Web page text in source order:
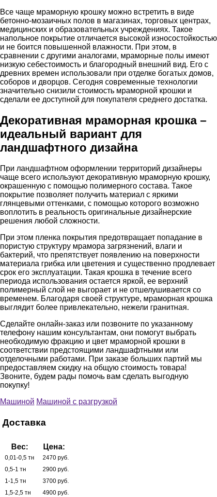
Все чаще мраморную крошку можно встретить в виде
бетонно-мозаичных полов в магазинах, торговых центрах,
медицинских и образовательных учреждениях. Такое
напольное покрытие отличается высокой износостойкостью
и не боится повышенной влажности. При этом, в
сравнении с другими аналогами, мраморные полы имеют
низкую себестоимость и благородный внешний вид. Его с
древних времен использовали при отделке богатых домов,
соборов и дворцов. Сегодня современные технологии
значительно снизили стоимость мраморной крошки и
сделали ее доступной для покупателя среднего достатка.
Декоративная мраморная крошка –
идеальный вариант для
ландшафтного дизайна
При ландшафтном оформлении территорий дизайнеры
чаще всего используют декоративную мраморную крошку,
окрашенную с помощью полимерного состава. Такое
покрытие позволяет получить материал с яркими
глянцевыми оттенками, с помощью которого возможно
воплотить в реальность оригинальные дизайнерские
решения любой сложности.
При этом пленка покрытия предотвращает попадание в
пористую структуру мрамора загрязнений, влаги и
бактерий, что препятствует появлению на поверхности
материала грибка или цветения и существенно продлевает
срок его эксплуатации. Такая крошка в течение всего
периода использования остается яркой, ее верхний
полимерный слой не выгорает и не отшелушивается со
временем. Благодаря своей структуре, мраморная крошка
выглядит более привлекательно, нежели гранитная.
Сделайте онлайн-заказ или позвоните по указанному
телефону нашим консультантам, они помогут выбрать
необходимую фракцию и цвет мраморной крошки в
соответствии предстоящими ландшафтными или
отделочными работами. При заказе больших партий мы
предоставляем скидку на общую стоимость товара!
Звоните, будем рады помочь вам сделать выгодную
покупку!
Машиной Машиной с разгрузкой
Доставка
Вес: Цена:
0,01-0,5 тн
2470 руб.
0,5-1 тн
2900 руб.
1-1,5 тн
3700 руб.
1,5-2,5 тн
4900 руб.